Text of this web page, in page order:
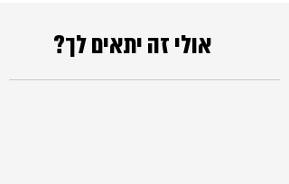
אולי זה יתאים לך?